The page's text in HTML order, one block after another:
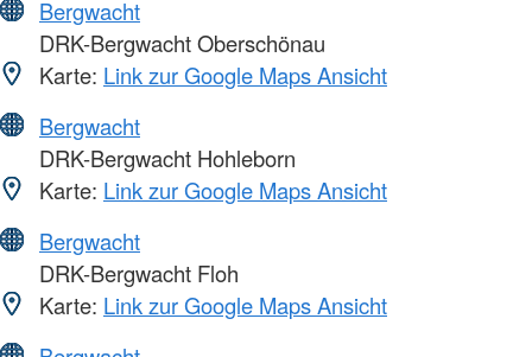
Bergwacht
DRK-Bergwacht Oberschönau
Karte: Link zur Google Maps Ansicht
Bergwacht
DRK-Bergwacht Hohleborn
Karte: Link zur Google Maps Ansicht
Bergwacht
DRK-Bergwacht Floh
Karte: Link zur Google Maps Ansicht